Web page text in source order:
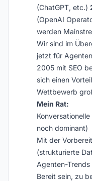
(ChatGPT, etc.)
(OpenAI
werden
Wir sind im
jetzt für
2005 mit SEO
sich einen
Wettbewerb
Mein Rat:
noch dominant)
Mit der
(strukturierte
Agenten-
Bereit sein, zu